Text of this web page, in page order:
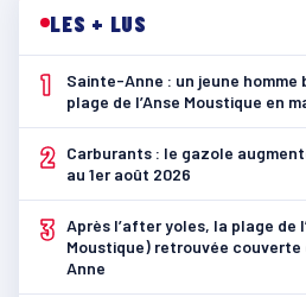
LES + LUS
1
Sainte-Anne : un jeune homme
plage de l’Anse Moustique en
2
Carburants : le gazole
au 1er août 2026
3 Après l’after yoles, la plage de
Moustique) retrouvée
Anne